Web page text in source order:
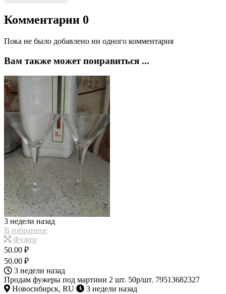
Комментарии 0
Пока не было добавлено ни одного комментария
Вам также может понравиться ...
3 недели назад
В избранное
Фужер
50.00 ₽
50.00 ₽
3 недели назад
Продам фужеры под мартини 2 шт. 50р/шт. 79513682327
Новосибирск, RU
3 недели назад